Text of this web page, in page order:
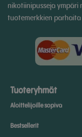
nikotiinipusseja ympäri
tuotemerkkien
Tuoteryhmät
Aloittelijoille sopiva
Bestsellerit